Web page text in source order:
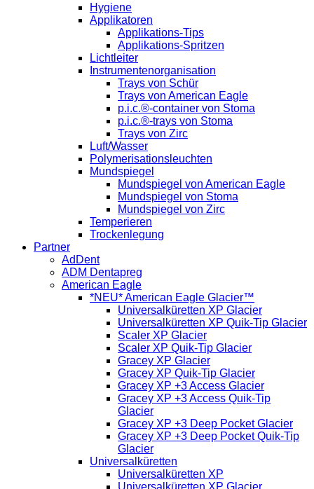
Hygiene
Applikatoren
Applikations-Tips
Applikations-Spritzen
Lichtleiter
Instrumentenorganisation
Trays von Schür
Trays von American Eagle
p.i.c.®-container von Stoma
p.i.c.®-trays von Stoma
Trays von Zirc
Luft/Wasser
Polymerisationsleuchten
Mundspiegel
Mundspiegel von American Eagle
Mundspiegel von Stoma
Mundspiegel von Zirc
Temperieren
Trockenlegung
Partner
AdDent
ADM Dentapreg
American Eagle
*NEU* American Eagle Glacier™
Universalküretten XP Glacier
Universalküretten XP Quik-Tip Glacier
Scaler XP Glacier
Scaler XP Quik-Tip Glacier
Gracey XP Glacier
Gracey XP Quik-Tip Glacier
Gracey XP +3 Access Glacier
Gracey XP +3 Access Quik-Tip
Glacier
Gracey XP +3 Deep Pocket Glacier
Gracey XP +3 Deep Pocket Quik-Tip
Glacier
Universalküretten
Universalküretten XP
Universalküretten XP Glacier